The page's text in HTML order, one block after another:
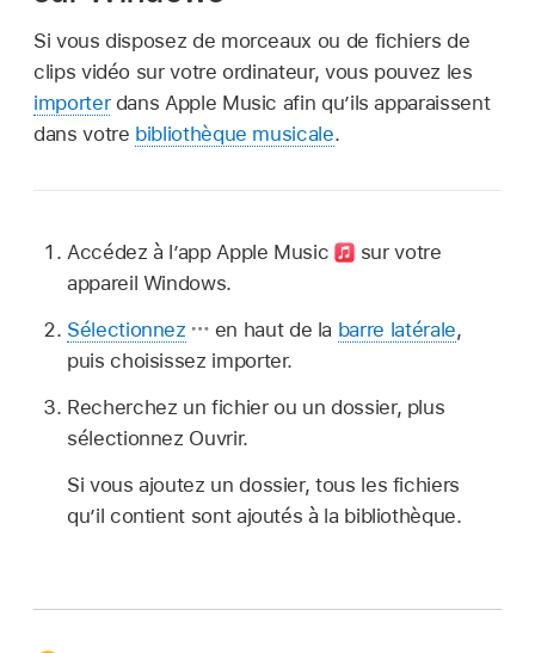
Si vous disposez de morceaux ou de fichiers de
clips vidéo sur votre ordinateur, vous pouvez les
importerdans Apple Music afin qu’ils apparaissent
dans votre bibliothèque musicale.
Accédez à l’app Apple Music
sur votre
appareil Windows.
Sélectionnez
en haut de la barre latérale,
puis choisissez importer.
Recherchez un fichier ou un dossier, plus
sélectionnez Ouvrir.
Si vous ajoutez un dossier, tous les fichiers
qu’il contient sont ajoutés à la bibliothèque.